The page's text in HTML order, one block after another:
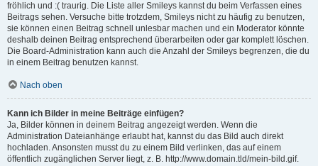
fröhlich und :( traurig. Die Liste aller Smileys kannst du beim Verfassen eines
Beitrags sehen. Versuche bitte trotzdem, Smileys nicht zu häufig zu benutzen,
sie können einen Beitrag schnell unlesbar machen und ein Moderator könnte
deshalb deinen Beitrag entsprechend überarbeiten oder gar komplett löschen.
Die Board-Administration kann auch die Anzahl der Smileys begrenzen, die du
in einem Beitrag benutzen kannst.
Nach oben
Kann ich Bilder in meine Beiträge einfügen?
Ja, Bilder können in deinem Beitrag angezeigt werden. Wenn die
Administration Dateianhänge erlaubt hat, kannst du das Bild auch direkt
hochladen. Ansonsten musst du zu einem Bild verlinken, das auf einem
öffentlich zugänglichen Server liegt, z. B. http://www.domain.tld/mein-bild.gif.